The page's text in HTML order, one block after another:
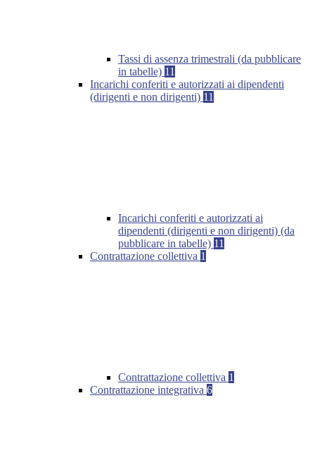
Tassi di assenza trimestrali (da pubblicare
in tabelle) 11
Incarichi conferiti e autorizzati ai dipendenti
(dirigenti e non dirigenti) 11
Incarichi conferiti e autorizzati ai
dipendenti (dirigenti e non dirigenti) (da
pubblicare in tabelle) 11
Contrattazione collettiva 1
Contrattazione collettiva 1
Contrattazione integrativa 6